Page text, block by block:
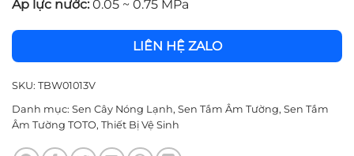
Áp lực nước: 0.05 ~ 0.75 MPa
LIÊN HỆ ZALO
SKU: TBW01013V
Danh mục: Sen Cây Nóng Lạnh, Sen Tắm Âm Tường, Sen Tắm
Âm Tường TOTO, Thiết Bị Vệ Sinh